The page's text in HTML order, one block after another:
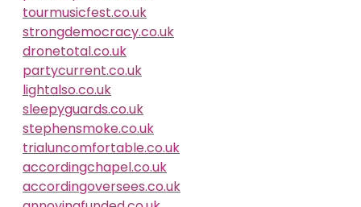
tourmusicfest.co.uk
strongdemocracy.co.uk
dronetotal.co.uk
partycurrent.co.uk
lightalso.co.uk
sleepyguards.co.uk
stephensmoke.co.uk
trialuncomfortable.co.uk
accordingchapel.co.uk
accordingoversees.co.uk